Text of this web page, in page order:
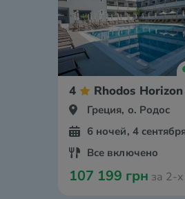
4 Rhodos
Греция, о. Родос
6 ночей, 4
Все включено
107 199 грн за 2-х с